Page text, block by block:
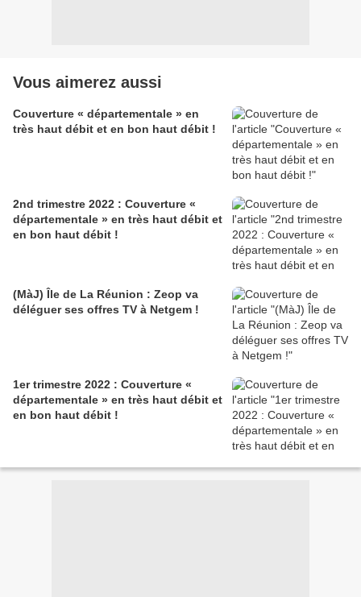
Vous aimerez aussi
Couverture « départementale » en
très haut débit et en bon haut débit !
2nd trimestre 2022 : Couverture «
départementale » en très haut débit et
en bon haut débit !
(MàJ) Île de La Réunion : Zeop va
déléguer ses offres TV à Netgem !
1er trimestre 2022 : Couverture «
départementale » en très haut débit et
en bon haut débit !